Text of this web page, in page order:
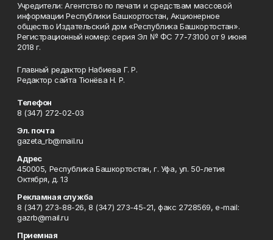
Учредители: Агентство по печати и средствам массовой
информации Республики Башкортостан, Акционерное
общество Издательский дом «Республика Башкортостан».
Регистрационный номер: серия Эл № ФС 77-73100 от 9 июня
2018 г.
Главный редактор Набиева Г. Р.
Редактор сайта Тюнёва Н. Р.
Телефон
8 (347) 272-02-03
Эл. почта
gazeta_rb@mail.ru
Адрес
450005, Республика Башкортостан, г. Уфа, ул. 50-летия
Октября, д. 13
Рекламная служба
8 (347) 273-88-26, 8 (347) 273-45-21, факс 2728569, e-mail:
gazrb@mail.ru
Приемная